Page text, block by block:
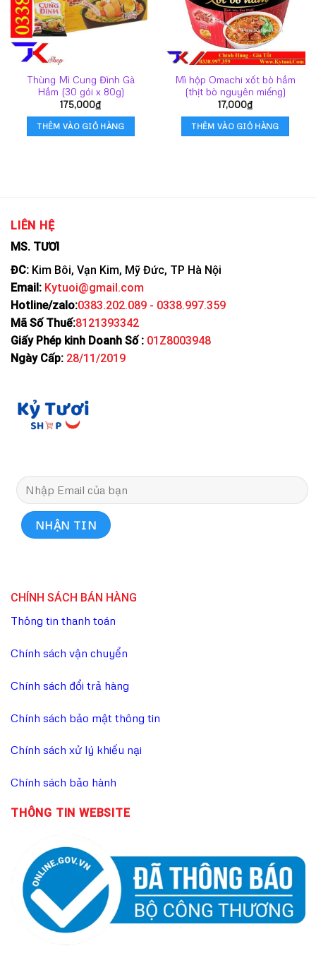
Thùng Mì Cung Đình Gà
Hầm (30 gói x 80g)
175,000₫
THÊM VÀO GIỎ HÀNG
Mì hộp Omachi xốt bò hầm
(thịt bò nguyên miếng)
17,000₫
THÊM VÀO GIỎ HÀNG
LIÊN HỆ
MS. TƯƠI
ĐC: Kim Bôi, Vạn Kim, Mỹ Đức, TP Hà Nội
Email: Kytuoi@gmail.com
Hotline/zalo:0383.202.089 - 0338.997.359
Mã Số Thuế:8121393342
Giấy Phép kinh Doanh Số : 01Z8003948
Ngày Cấp: 28/11/2019
CHÍNH SÁCH BÁN HÀNG
Thông tin thanh toán
Chính sách vận chuyển
Chính sách đổi trả hàng
Chính sách bảo mật thông tin
Chính sách xử lý khiếu nại
Chính sách bảo hành
THÔNG TIN WEBSITE